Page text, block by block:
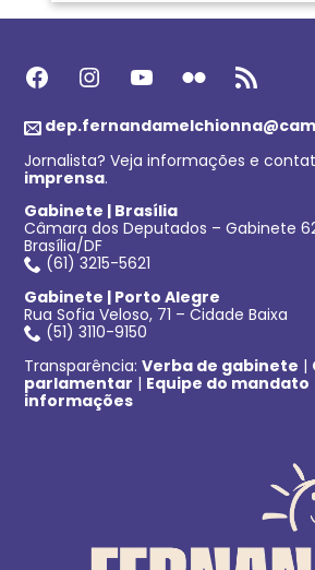
Facebook Instagram Youtube Flickr Feed RSS
Jornalista? Veja informações e
imprensa.
Gabinete | Brasília
Câmara dos Deputados – Gabinete
Brasília/DF
(61) 3215-5621
Gabinete | Porto Alegre
Rua Sofia Veloso, 71 – Cidade Baixa
(51) 3110-9150
Transparência:Verba de gabinete |
parlamentar | Equipe do mandato
informações